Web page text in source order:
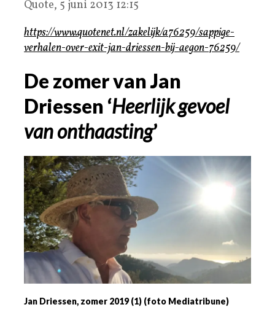
Quote, 5 juni 2013 12:15
https://www.quotenet.nl/zakelijk/a76259/sappige-
verhalen-over-exit-jan-driessen-bij-aegon-76259/
De zomer van Jan
Driessen ‘Heerlijk gevoel
van onthaasting’
Jan Driessen, zomer 2019 (1) (foto Mediatribune)